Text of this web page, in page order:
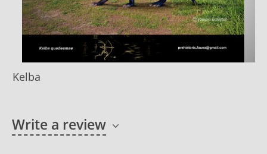
Kelba
Write a review